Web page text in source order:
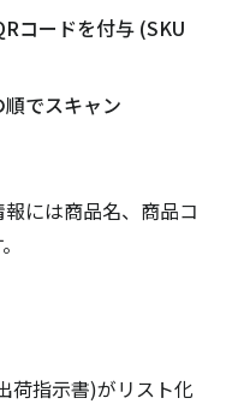
コードを付与 (SKU
でスキャン
には商品名、商品コ
荷指示書)がリスト化